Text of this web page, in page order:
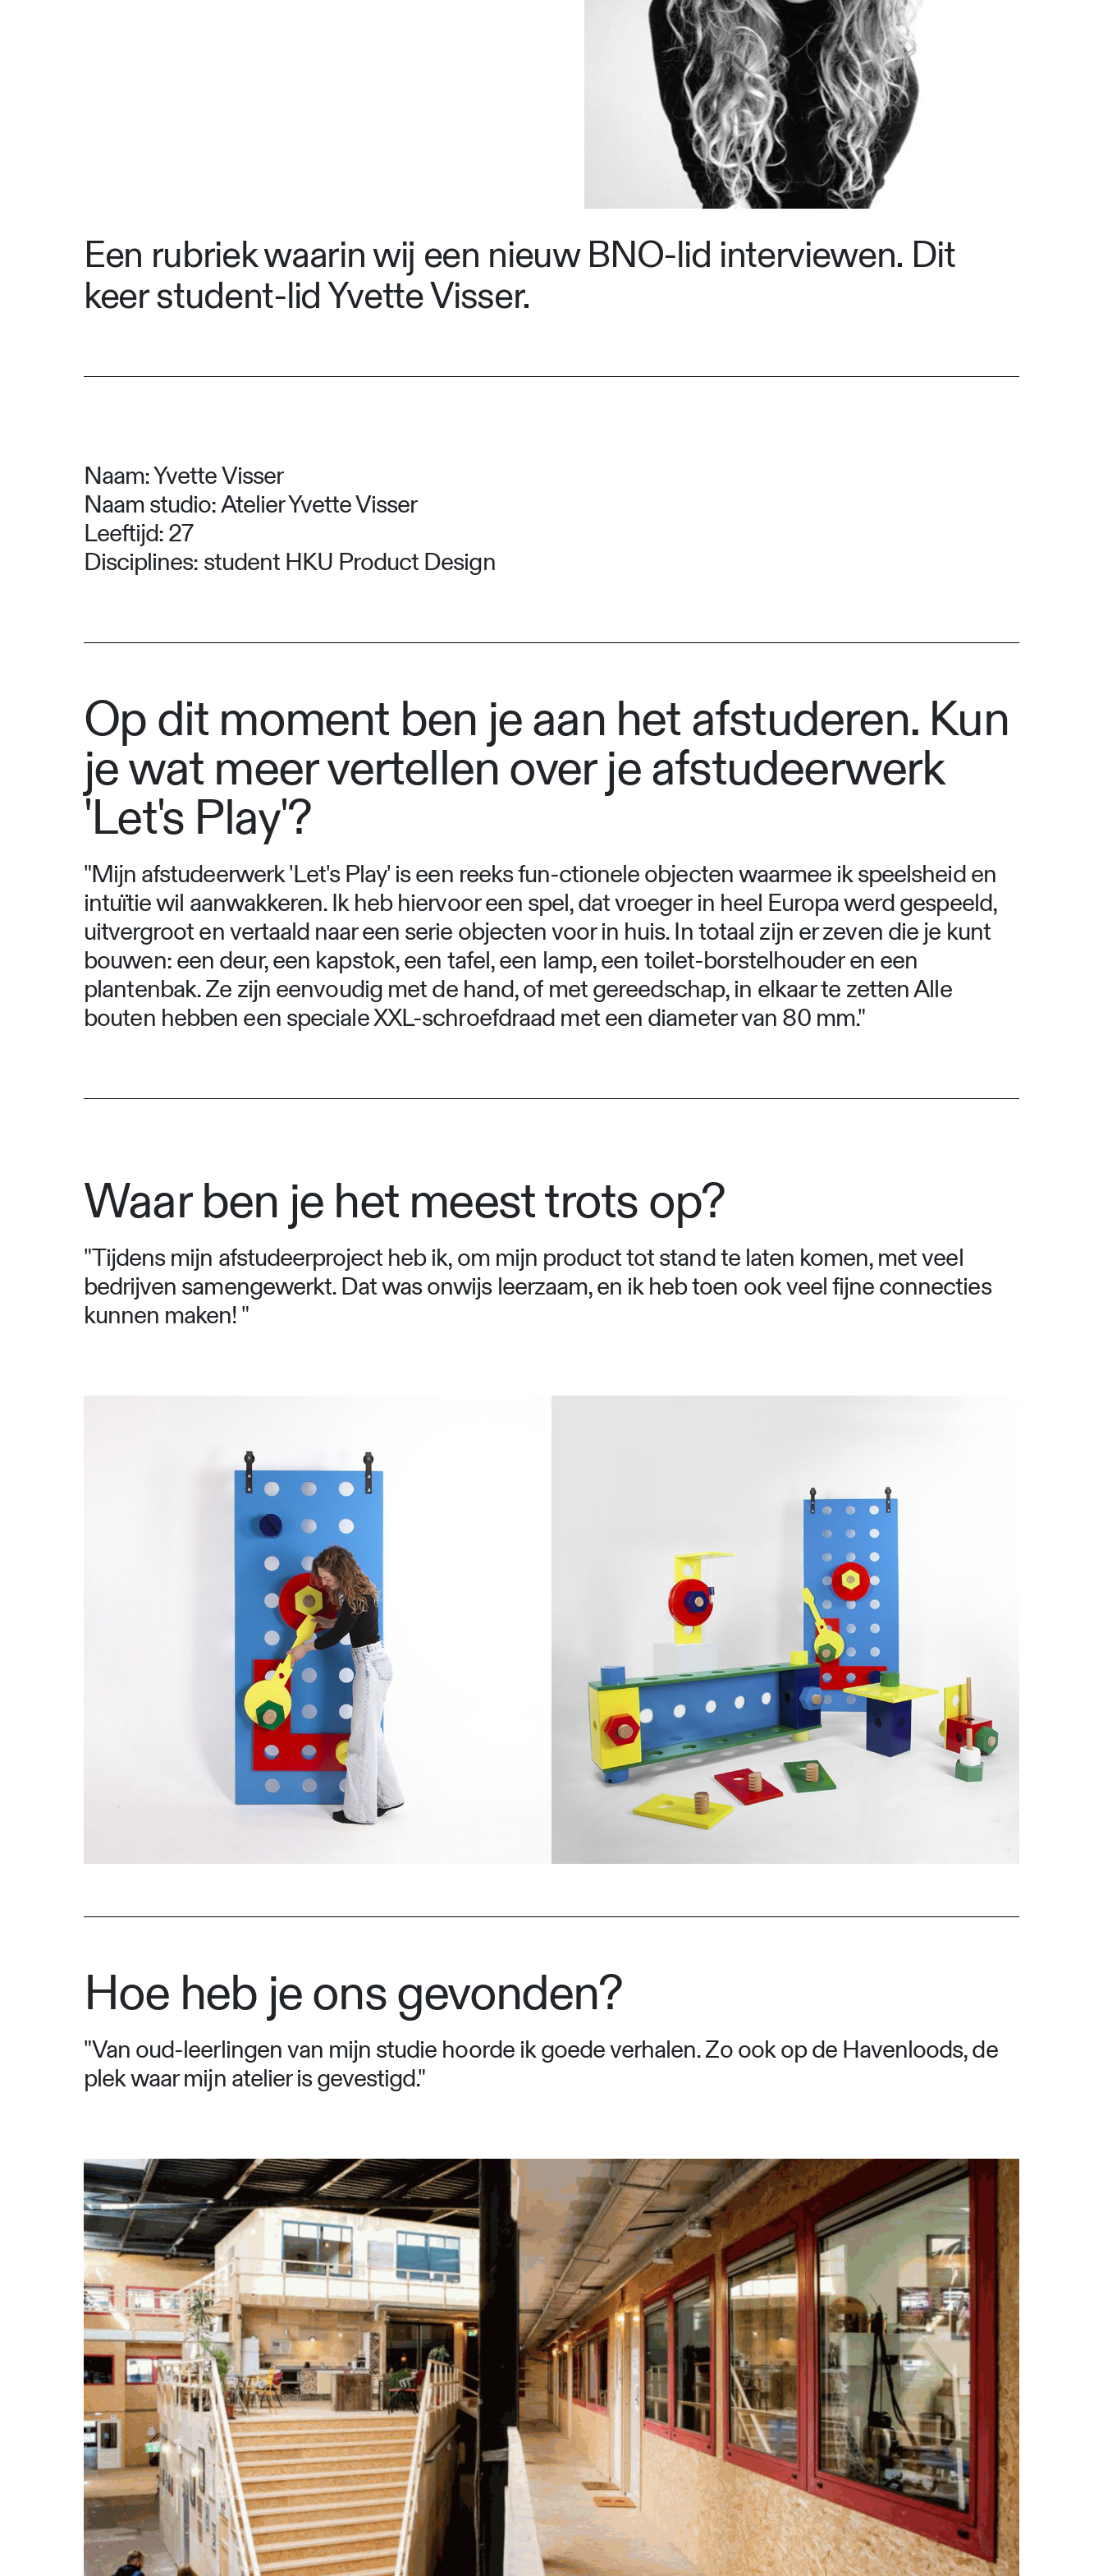
Een rubriek waarin wij een nieuw BNO-lid interviewen. Dit
keer student-lid Yvette Visser.
Naam: Yvette Visser
Naam studio: Atelier Yvette Visser
Leeftijd: 27
Disciplines: student HKU Product Design
Op dit moment ben je aan het afstuderen. Kun
je wat meer vertellen over je afstudeerwerk
'Let's Play'?
"Mijn afstudeerwerk 'Let's Play' is een reeks fun-ctionele objecten waarmee ik speelsheid en
intuïtie wil aanwakkeren. Ik heb hiervoor een spel, dat vroeger in heel Europa werd gespeeld,
uitvergroot en vertaald naar een serie objecten voor in huis.In totaal zijn er zeven die je kunt
bouwen: een deur, een kapstok, een tafel, een lamp, een toilet-borstelhouder en een
plantenbak. Ze zijn eenvoudig met de hand, of met gereedschap, in elkaar te zetten Alle
bouten hebben een speciale XXL-schroefdraad met een diameter van 80 mm."
Waar ben je het meest trots op?
"Tijdens mijn afstudeerproject heb ik, om mijn product tot stand te laten komen, met veel
bedrijven samengewerkt. Dat was onwijs leerzaam, en ik heb toen ook veel fijne connecties
kunnen maken! "
Hoe heb je ons gevonden?
"Van oud-leerlingen van mijn studie hoorde ik goede verhalen. Zo ook op de Havenloods, de
plek waar mijn atelier is gevestigd."